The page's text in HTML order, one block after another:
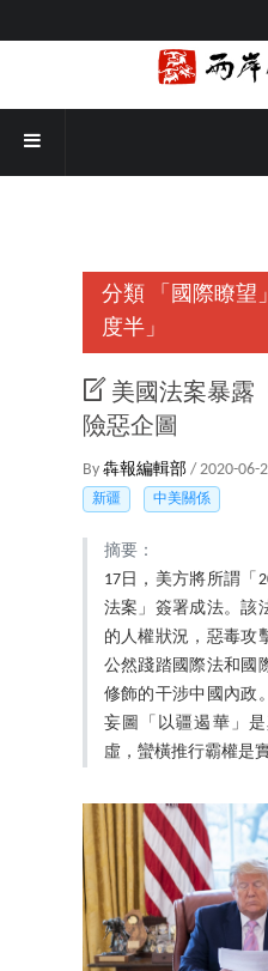
分類 「國際瞭望」
度半」
美國法案暴露
險惡企圖
By 犇報編輯部 / 2020-06-
新疆
中美關係
摘要：
17日，美方將所謂「
法案」簽署成法。該
的人權狀況，惡毒攻
公然踐踏國際法和國
修飾的干涉中國內政
妄圖「以疆遏華」
虛，蠻橫推行霸權是實